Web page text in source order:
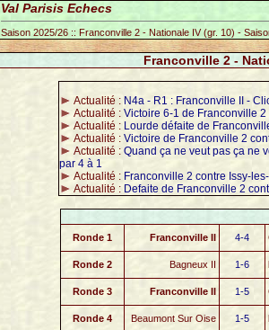
Val Parisis Echecs
Saison 2025/26 :: Franconville 2 - Nationale IV (gr. 10) -
Franconville 2 -
Actualité : N4a - R1 : Franconville II -
Actualité : Victoire 6-1 de Franconville
Actualité : Lourde défaite de
Actualité : Victoire de Franconville 2
Actualité : Quand ça ne veut pas ça ne
par 4 à 1
Actualité : Franconville 2 contre Issy-
Actualité : Defaite de Franconville 2
Ronde 1 Franconville II 4-4
Ronde 2 Bagneux II 1-6
Ronde 3 Franconville II 1-5
Ronde 4 Beaumont Sur Oise 1-5